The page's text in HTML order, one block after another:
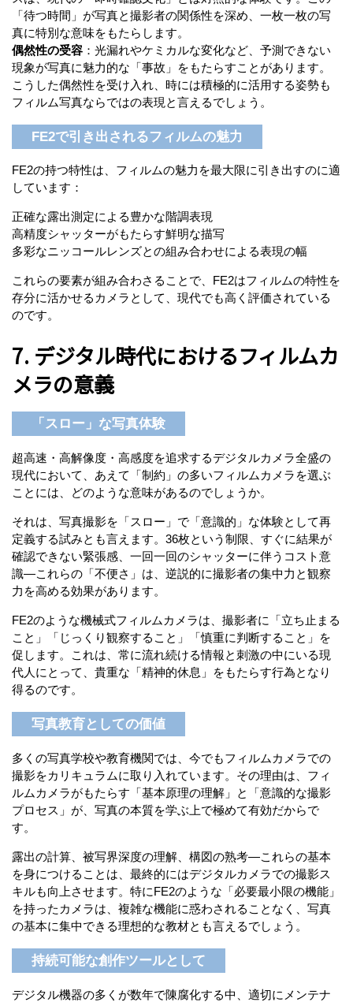
「待つ時間」が写真と撮影者の関係性を深め、一枚一枚の写
真に特別な意味をもたらします。
偶然性の受容 ：光漏れやケミカルな変化など、予測できない
現象が写真に魅力的な「事故」をもたらすことがあります。
こうした偶然性を受け入れ、時には積極的に活用する姿勢も
フィルム写真ならではの表現と言えるでしょう。
FE2で引き出されるフィルムの魅力
FE2の持つ特性は、フィルムの魅力を最大限に引き出すのに適
しています：
正確な露出測定による豊かな階調表現
高精度シャッターがもたらす鮮明な描写
多彩なニッコールレンズとの組み合わせによる表現の幅
これらの要素が組み合わさることで、FE2はフィルムの特性を
存分に活かせるカメラとして、現代でも高く評価されている
のです。
7. デジタル時代におけるフィルムカ
メラの意義
「スロー」な写真体験
超高速・高解像度・高感度を追求するデジタルカメラ全盛の
現代において、あえて「制約」の多いフィルムカメラを選ぶ
ことには、どのような意味があるのでしょうか。
それは、写真撮影を「スロー」で「意識的」な体験として再
定義する試みとも言えます。36枚という制限、すぐに結果が
確認できない緊張感、一回一回のシャッターに伴うコスト意
識—これらの「不便さ」は、逆説的に撮影者の集中力と観察
力を高める効果があります。
FE2のような機械式フィルムカメラは、撮影者に「立ち止まる
こと」「じっくり観察すること」「慎重に判断すること」を
促します。これは、常に流れ続ける情報と刺激の中にいる現
代人にとって、貴重な「精神的休息」をもたらす行為となり
得るのです。
写真教育としての価値
多くの写真学校や教育機関では、今でもフィルムカメラでの
撮影をカリキュラムに取り入れています。その理由は、フィ
ルムカメラがもたらす「基本原理の理解」と「意識的な撮影
プロセス」が、写真の本質を学ぶ上で極めて有効だからで
す。
露出の計算、被写界深度の理解、構図の熟考—これらの基本
を身につけることは、最終的にはデジタルカメラでの撮影ス
キルも向上させます。特にFE2のような「必要最小限の機能」
を持ったカメラは、複雑な機能に惑わされることなく、写真
の基本に集中できる理想的な教材とも言えるでしょう。
持続可能な創作ツールとして
デジタル機器の多くが数年で陳腐化する中、適切にメンテナ